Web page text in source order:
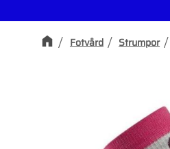
Fotvård Strumpor